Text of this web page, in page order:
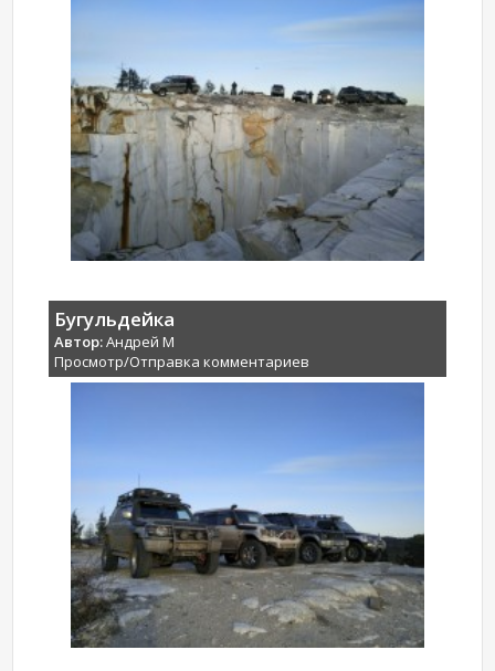
Бугульдейка
Автор:Андрей М
Просмотр/Отправка комментариев